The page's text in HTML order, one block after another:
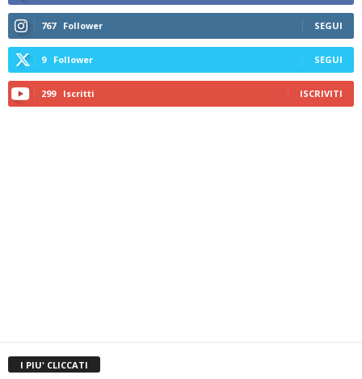
767 Follower SEGUI
9 Follower SEGUI
299 Iscritti ISCRIVITI
I PIU' CLICCATI